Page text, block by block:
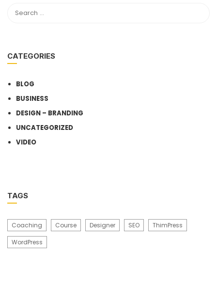
CATEGORIES
BLOG
BUSINESS
DESIGN – BRANDING
UNCATEGORIZED
VIDEO
TAGS
Coaching Course Designer SEO ThimPress
WordPress